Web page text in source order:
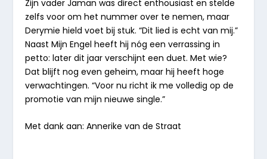
Zijn vader Jaman was direct enthousiast en stelde
zelfs voor om het nummer over te nemen, maar
Derymie hield voet bij stuk. “Dit lied is echt van mij.”
Naast Mijn Engel heeft hij nóg een verrassing in
petto: later dit jaar verschijnt een duet. Met wie?
Dat blijft nog even geheim, maar hij heeft hoge
verwachtingen. “Voor nu richt ik me volledig op de
promotie van mijn nieuwe single.”
Met dank aan: Annerike van de Straat